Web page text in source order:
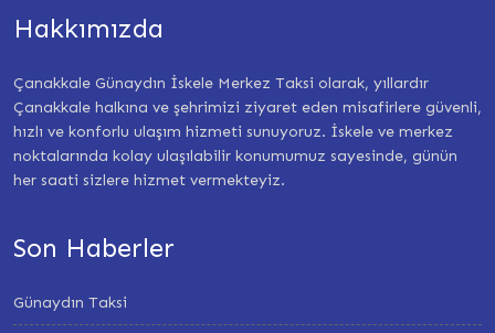
Hakkımızda
Çanakkale Günaydın İskele Merkez Taksi olarak, yıllardır
Çanakkale halkına ve şehrimizi ziyaret eden misafirlere güvenli,
hızlı ve konforlu ulaşım hizmeti sunuyoruz. İskele ve merkez
noktalarında kolay ulaşılabilir konumumuz sayesinde, günün
her saati sizlere hizmet vermekteyiz.
Son Haberler
Günaydın Taksi